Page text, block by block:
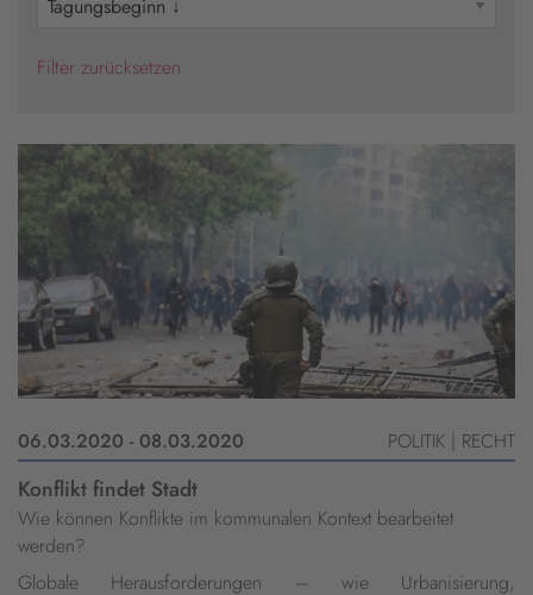
Filter zurücksetzen
06.03.2020 - 08.03.2020 POLITIK | RECHT
Konflikt findet Stadt
Wie können Konflikte im kommunalen Kontext bearbeitet
werden?
Globale Herausforderungen – wie Urbanisierung,